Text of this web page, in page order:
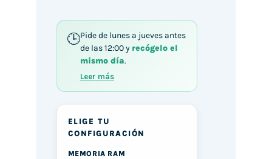
Pide de lunes a jueves antes
de las 12:00 y recógelo el
mismo día.
Leer más
ELIGE TU
CONFIGURACIÓN
MEMORIA RAM